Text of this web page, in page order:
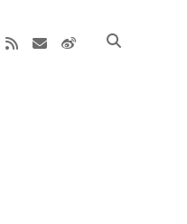
rss emailweibo